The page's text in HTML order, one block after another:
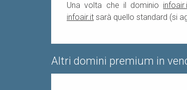
Una volta che il dominio
infoair.it sarà quello standard (si
Altri domini premium in